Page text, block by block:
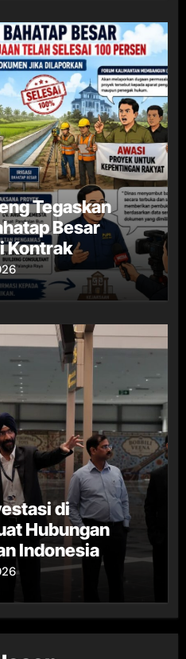
Tegaskan
Besar
Kontrak
di
Hubungan
Indonesia